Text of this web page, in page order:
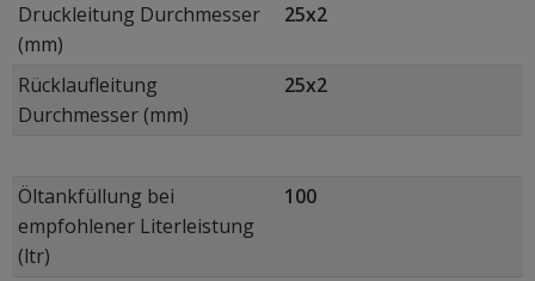
Druckleitung Durchmesser
(mm)
25x2
Rücklaufleitung
Durchmesser (mm)
25x2
Öltankfüllung bei
empfohlener Literleistung
(ltr)
100